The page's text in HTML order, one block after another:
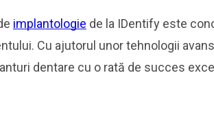
implantologie de la IDentify este
Cu ajutorul unor tehnologii
dentare cu o rată de succes